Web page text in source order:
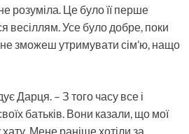
розуміла. Це було її перше
весіллям. Усе було добре, поки
не зможеш утримувати сім’ю, нащо
Дарця. – З того часу все і
батьків. Вони казали, що мої
Мене раніше хотіли за